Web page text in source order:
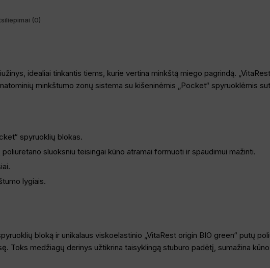
(0)
idealiai tinkantis tiems, kurie vertina minkštą miego pagrindą.
minkštumo zonų sistema su kišeninėmis „Pocket“ spyruoklėmis
spyruoklių blokas.
sluoksniu teisingai kūno atramai formuoti ir spaudimui mažinti.
lygiais.
bloką ir unikalaus viskoelastinio „VitaRest origin BIO green“ putų
Toks medžiagų derinys užtikrina taisyklingą stuburo padėtį, sumažina